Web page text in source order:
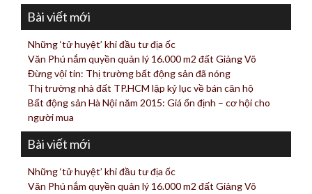
Bài viết mới
Những ‘tử huyệt’ khi đầu tư địa ốc
Văn Phú nắm quyền quản lý 16.000 m2 đất Giảng Võ
Đừng vội tin: Thị trường bất động sản đã nóng
Thị trường nhà đất TP.HCM lập kỷ lục về bán căn hộ
Bất động sản Hà Nội năm 2015: Giá ổn định – cơ hội cho
người mua
Bài viết mới
Những ‘tử huyệt’ khi đầu tư địa ốc
Văn Phú nắm quyền quản lý 16.000 m2 đất Giảng Võ